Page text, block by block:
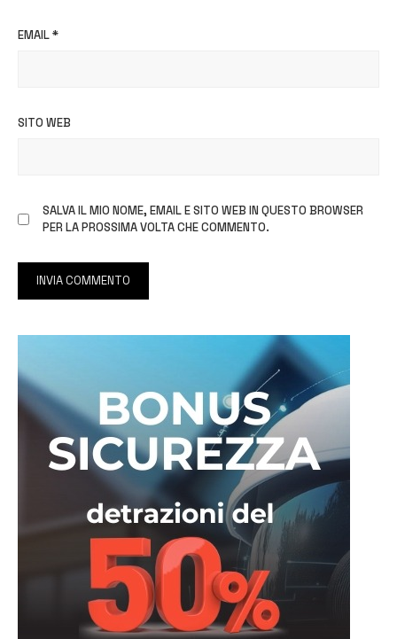
EMAIL*
SITO WEB
SALVA IL MIO NOME, EMAIL E SITO WEB IN QUESTO BROWSER
PER LA PROSSIMA VOLTA CHE COMMENTO.